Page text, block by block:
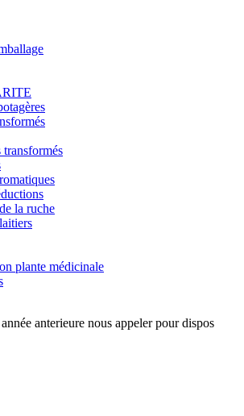
transformés
la ruche
plante médicinale
anterieure nous appeler pour dispos